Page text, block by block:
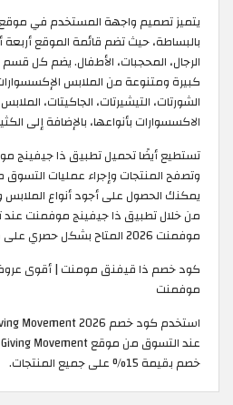
يتميز تصميم واجهة المستخدم في
بالبساطة، حيث تضم قائمة الموقع
الرجال، المحجبات، الأطفال. يضم كل
كبيرة ومتنوعة من الملابس
الشورتات، التيشيرتات، الجاكيتات،
الاكسسوارات بأنواعها، بالإضافة إلى
تستطيع أيضًا تحميل تطبيق ذا جيفينج
وتصفح المنتجات وإجراء عمليات
يمكنك الحصول على أجود أنواع الملابس
من خلال تطبيق ذا جيفينج موفمنت
موفمنت 2026 المتاح بشكل حصري على موقع الكوبون أثناء التسوق.
كود خصم ذا قيفنق مومنت | أقوى
موفمنت
خصم بقيمة 15% على جميع المنتجات.